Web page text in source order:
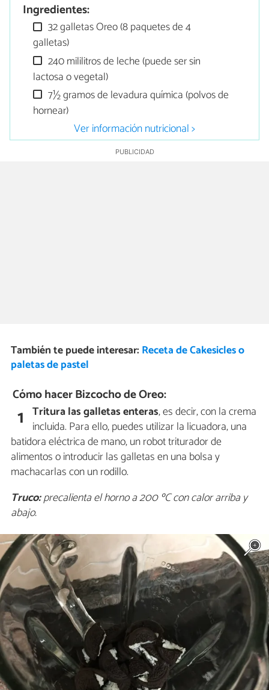
Ingredientes:
32 galletas Oreo (8 paquetes de 4
galletas)
240 mililitros de leche (puede ser sin
lactosa o vegetal)
7½ gramos de levadura química (polvos de
hornear)
Ver información nutricional >
También te puede interesar: Receta de Cakesicles o
paletas de pastel
Cómo hacer Bizcocho de Oreo:
1 Tritura las galletas enteras, es decir, con la crema
incluida. Para ello, puedes utilizar la licuadora, una
batidora eléctrica de mano, un robot triturador de
alimentos o introducir las galletas en una bolsa y
machacarlas con un rodillo.
Truco:precalienta el horno a 200 ºC con calor arriba y
abajo.